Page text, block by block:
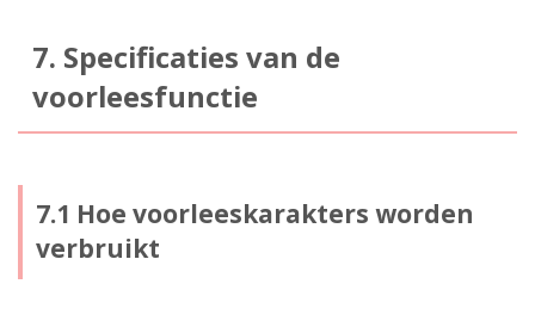
7. Specificaties van de
voorleesfunctie
7.1 Hoe voorleeskarakters worden
verbruikt